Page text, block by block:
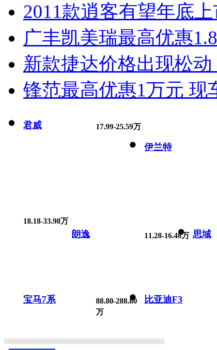
2011款逍客有望年底
广丰凯美瑞最高优惠
新款捷达价格出现松
锋范最高优惠1万元 现
君威 17.99-25.59万
伊兰特
18.18-33.98万
朗逸 11.28-16.48万 思域
宝马7系
88.80-288.80
万
比亚迪F3